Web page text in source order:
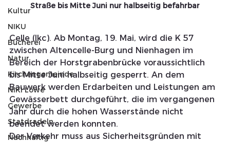
Kultur
NIKU
Bücherei
Natur
Kirchengemeinde
NIKI Löwe
Gewerbe
Statdradeln
Nachhaltig
Straße bis Mitte Juni nur halbseitig befahrbar
Celle (lkc). Ab Montag, 19. Mai, wird die K 57
zwischen Altencelle-Burg und Nienhagen im
Bereich der Horstgrabenbrücke voraussichtlich
bis Mitte Juni halbseitig gesperrt. An dem
Bauwerk werden Erdarbeiten und Leistungen am
Gewässerbett durchgeführt, die im vergangenen
Jahr durch die hohen Wasserstände nicht
beendet werden konnten.
Der Verkehr muss aus Sicherheitsgründen mit